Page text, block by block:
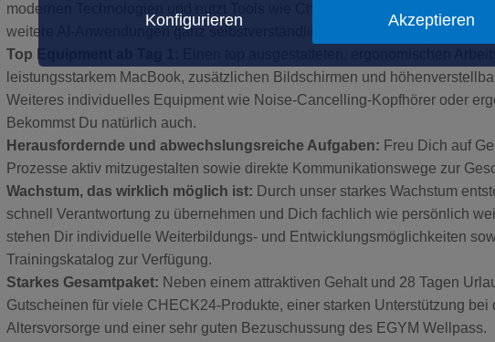
modernen Technologien und nutzt Tools wie ChatGPT Enterprise, Claude
weitere AI-Anwendungen ganz selbstverständlich im Alltag.
Top Equipment ab Tag 1:
leistungsstarkem MacBook, zusätzlichen Bildschirmen und
Weiteres individuelles Equipment wie Noise-Cancelling-Kopfhörer oder
Bekommst Du natürlich auch.
Herausfordernde und abwechslungsreiche Aufgaben: Freu Dich auf
Prozesse aktiv mitzugestalten sowie direkte Kommunikationswege zur
Wachstum, das wirklich möglich ist: Durch unser starkes Wachstum
schnell Verantwortung zu übernehmen und Dich fachlich wie persönlich
stehen Dir individuelle Weiterbildungs- und Entwicklungsmöglichkeiten
Trainingskatalog zur Verfügung.
Starkes Gesamtpaket: Neben einem attraktiven Gehalt und 28 Tagen
Gutscheinen für viele CHECK24-Produkte, einer starken Unterstützung bei
Altersvorsorge und einer sehr guten Bezuschussung des EGYM Wellpass.
Konfigurieren Akzeptieren